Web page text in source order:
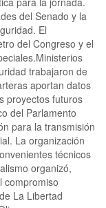
del Senado y la
El
del Congreso y el
trabajaron de
aportan datos
proyectos futuros
del Parlamento
para la transmisión
La organización
técnicos
organizó,
compromiso
La Libertad